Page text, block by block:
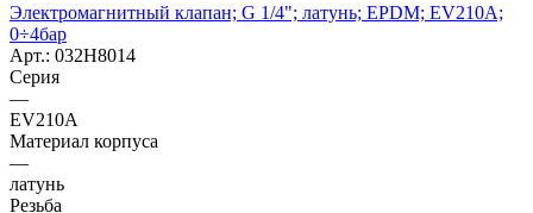
Электромагнитный клапан; G 1/4"; латунь; EPDM; EV210A;
0÷4бар
Арт.: 032H8014
Серия
—
EV210A
Материал корпуса
—
латунь
Резьба